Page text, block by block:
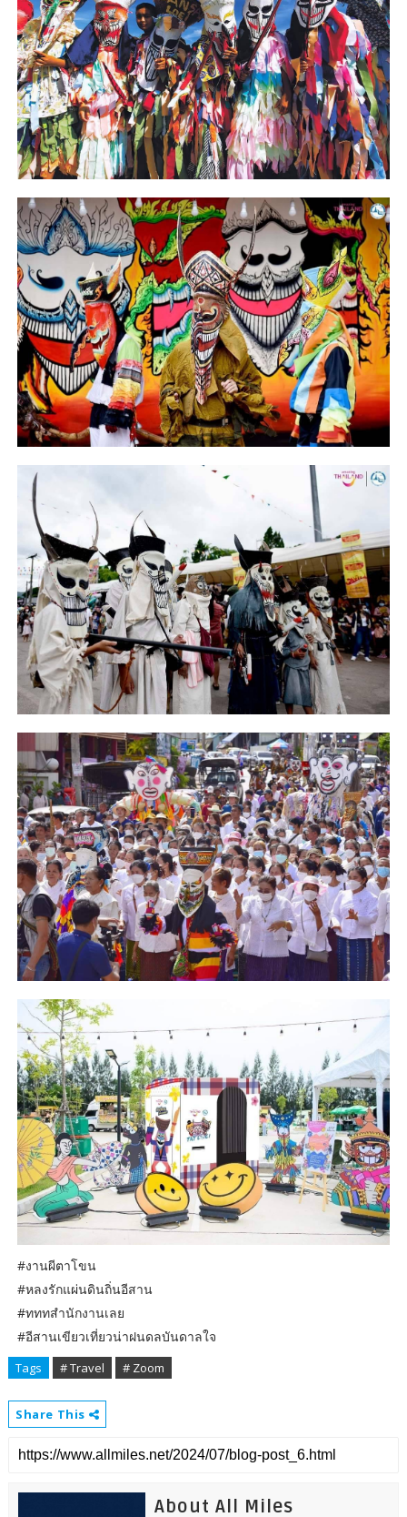
#งานผีตาโขน
#หลงรักแผ่นดินถิ่นอีสาน
#ทททสำนักงานเลย
#อีสานเขียวเที่ยวน่าฝนดลบันดาลใจ
Tags # Travel # Zoom
Share This
About All Miles